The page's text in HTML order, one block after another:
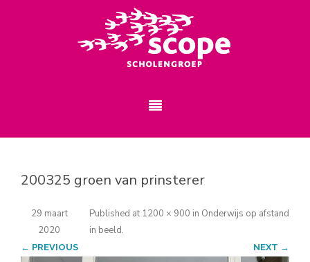
200325 groen van prinsterer
Published
29 maart
2020
at 1200 × 900 in Onderwijs op afstand
in beeld.
← PREVIOUS NEXT →